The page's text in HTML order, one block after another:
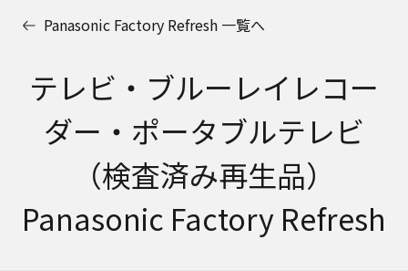
Panasonic Factory Refresh 一覧へ
テレビ・ブルーレイレコー
ダー・ポータブルテレビ
（検査済み再生品）
Panasonic Factory Refresh